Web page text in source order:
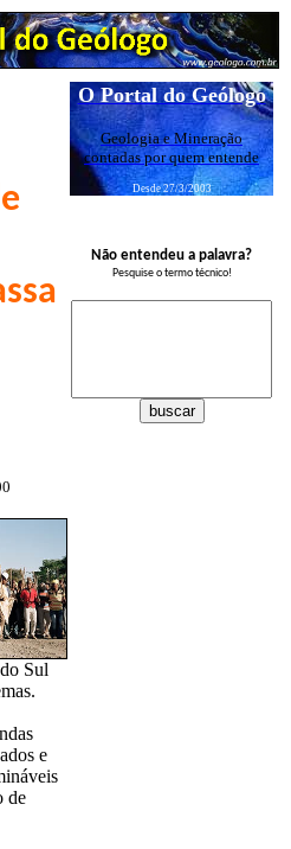
Sul
e
de
O Portal do Geólogo
Geologia e Mineração
contadas por quem entende
Desde 27/3/2003
Não entendeu a palavra?
Pesquise o termo técnico!